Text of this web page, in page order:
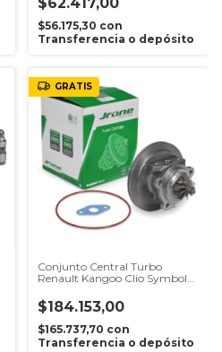
$56.175,30 con
Transferencia o depósito
GRATIS
Conjunto Central Turbo
Renault Kangoo Clio Symbol
$184.153,00
$165.737,70 con
Transferencia o depósito